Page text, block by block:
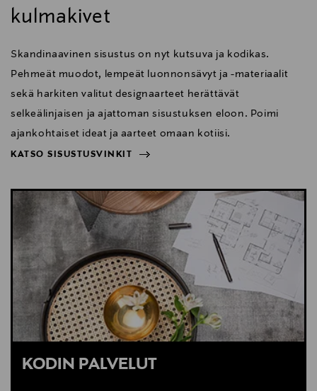
kulmakivet
Skandinaavinen sisustus on nyt kutsuva ja kodikas.
Pehmeät muodot, lempeät luonnonsävyt ja -materiaalit
sekä harkiten valitut designaarteet herättävät
selkeälinjaisen ja ajattoman sisustuksen eloon. Poimi
ajankohtaiset ideat ja aarteet omaan kotiisi.
KATSO SISUSTUSVINKIT
KATSO SISUSTUSVINKIT
KODIN PALVELUT